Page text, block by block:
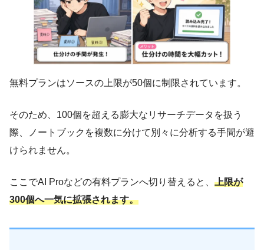
無料プランはソースの上限が50個に制限されています。
そのため、100個を超える膨大なリサーチデータを扱う
際、ノートブックを複数に分けて別々に分析する手間が避
けられません。
ここでAI Proなどの有料プランへ切り替えると、 上限が
300個へ一気に拡張されます。